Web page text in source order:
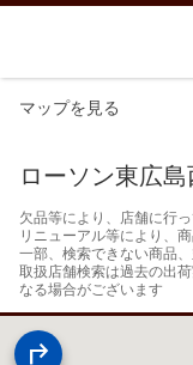
マップを見る
ローソン東広
欠品等により、店舗に行
リニューアル等により、
一部、検索できない商品
取扱店舗検索は過去の出
なる場合がございます